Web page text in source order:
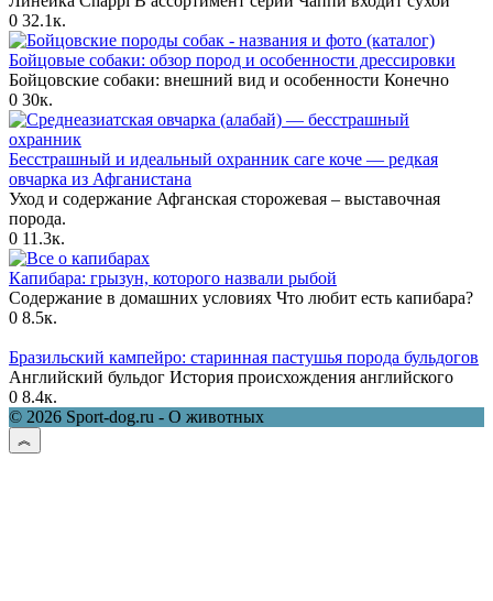
0 32.1к.
Бойцовые собаки: обзор пород и особенности дрессировки
Бойцовские собаки: внешний вид и особенности Конечно
0 30к.
Бесстрашный и идеальный охранник саге коче — редкая
овчарка из Афганистана
Уход и содержание Афганская сторожевая – выставочная
порода.
0 11.3к.
Капибара: грызун, которого назвали рыбой
Содержание в домашних условиях Что любит есть капибара?
0 8.5к.
Бразильский кампейро: старинная пастушья порода бульдогов
Английский бульдог История происхождения английского
0 8.4к.
© 2026 Sport-dog.ru - О животных